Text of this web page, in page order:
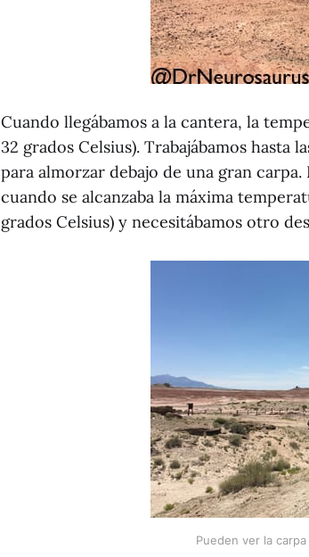
Cuando llegábamos a la cantera, la
32 grados Celsius). Trabajábamos hasta
para almorzar debajo de una gran
cuando se alcanzaba la máxima
grados Celsius) y necesitábamos otro
Pueden ver la